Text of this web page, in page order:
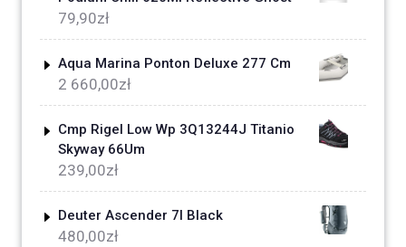
79,90zł
Aqua Marina Ponton Deluxe 277 Cm
2 660,00zł
Cmp Rigel Low Wp 3Q13244J Titanio
Skyway 66Um
239,00zł
Deuter Ascender 7l Black
480,00zł